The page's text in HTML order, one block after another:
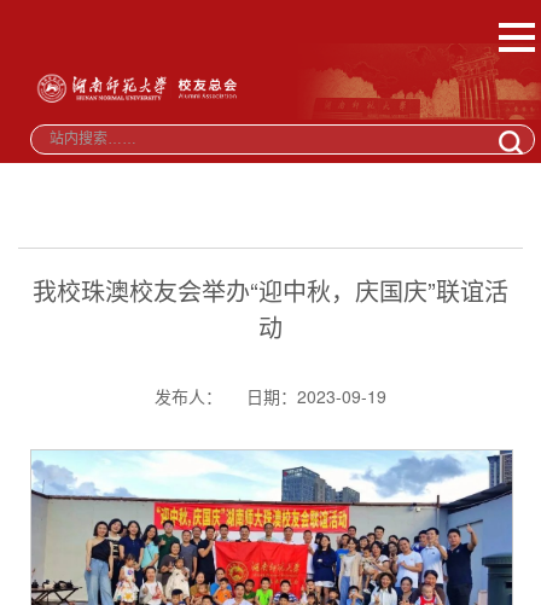
我校珠澳校友会举办“迎中秋，庆国庆”联谊活
动
发布人： 日期：2023-09-19